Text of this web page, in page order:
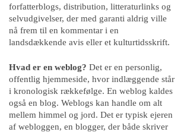
forfatterblogs, distribution, litteraturlinks og
selvudgivelser, der med garanti aldrig ville
nå frem til en kommentar i en
landsdækkende avis eller et kulturtidsskrift.
Hvad er en weblog? Det er en personlig,
offentlig hjemmeside, hvor indlæggende står
i kronologisk rækkefølge. En weblog kaldes
også en blog. Weblogs kan handle om alt
mellem himmel og jord. Det er typisk ejeren
af webloggen, en blogger, der både skriver